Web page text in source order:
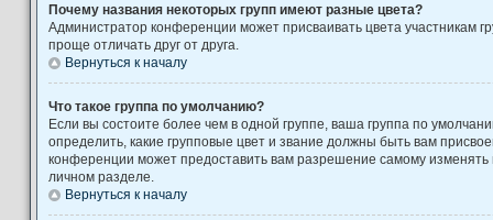
Почему названия некоторых групп имеют разные цвета?
Администратор конференции может присваивать цвета участникам
проще отличать друг от друга.
Вернуться к началу
Что такое группа по умолчанию?
Если вы состоите более чем в одной группе, ваша группа по
определить, какие групповые цвет и звание должны быть вам
конференции может предоставить вам разрешение самому изменять
личном разделе.
Вернуться к началу